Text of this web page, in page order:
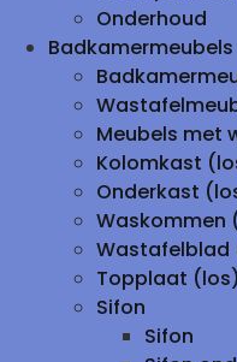
Onderhoud
Badkamermeubels
Meubels met
Kolomkast
Onderkast
Waskommen
Wastafelblad
Topplaat (los)
Sifon
Sifon